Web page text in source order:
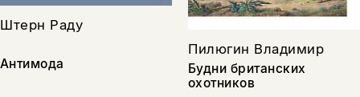
Штерн Раду
Антимода
Пилюгин Владимир
Будни британских
охотников